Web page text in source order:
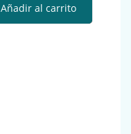
Añadir al carrito